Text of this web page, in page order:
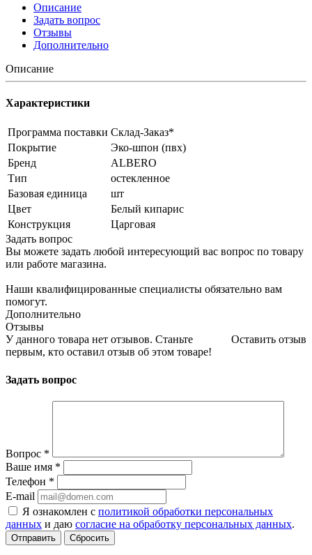
Описание
Задать вопрос
Отзывы
Дополнительно
Описание
Характеристики
Программа поставки Склад-Заказ*
Покрытие
Эко-шпон (пвх)
Бренд
ALBERO
Тип
остекленное
Базовая единица
шт
Цвет
Белый кипарис
Конструкция
Царговая
Задать вопрос
Вы можете задать любой интересующий вас вопрос по товару
или работе магазина.
Наши квалифицированные специалисты обязательно вам
помогут.
Дополнительно
Отзывы
Оставить отзыв
У данного товара нет отзывов. Станьте
первым, кто оставил отзыв об этом товаре!
Задать вопрос
Вопрос *
Ваше имя *
Телефон *
E-mail
Я ознакомлен с политикой обработки персональных
данных и даю согласие на обработку персональных данных.
Сбросить